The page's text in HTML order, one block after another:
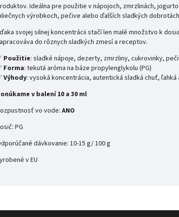
Ideálna pre použitie v nápojoch, zmrzlinách,
výrobkoch, pečive alebo ďalších sladkých
svojej silnej koncentrácii stačí len malé množstvo k
do rôznych sladkých zmesí a receptov.
Použitie: sladké nápoje, dezerty, zmrzliny, cukrovinky,
Forma: tekutá aróma na báze propylenglykolu (PG)
Výhody: vysoká koncentrácia, autentická sladká chuť,
v balení 10 a 30 ml
vo vode: ANO
PG
dávkovanie: 10-15 g/ 100 g
v EU